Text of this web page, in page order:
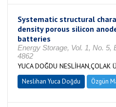
Systematic structural
density porous silicon
batteries
Energy Storage, Vol. 1, No. 5,
4862
YUCA DOĞDU NESLİHAN,ÇOLAK
Neslihan Yuca Doğdu Özgün